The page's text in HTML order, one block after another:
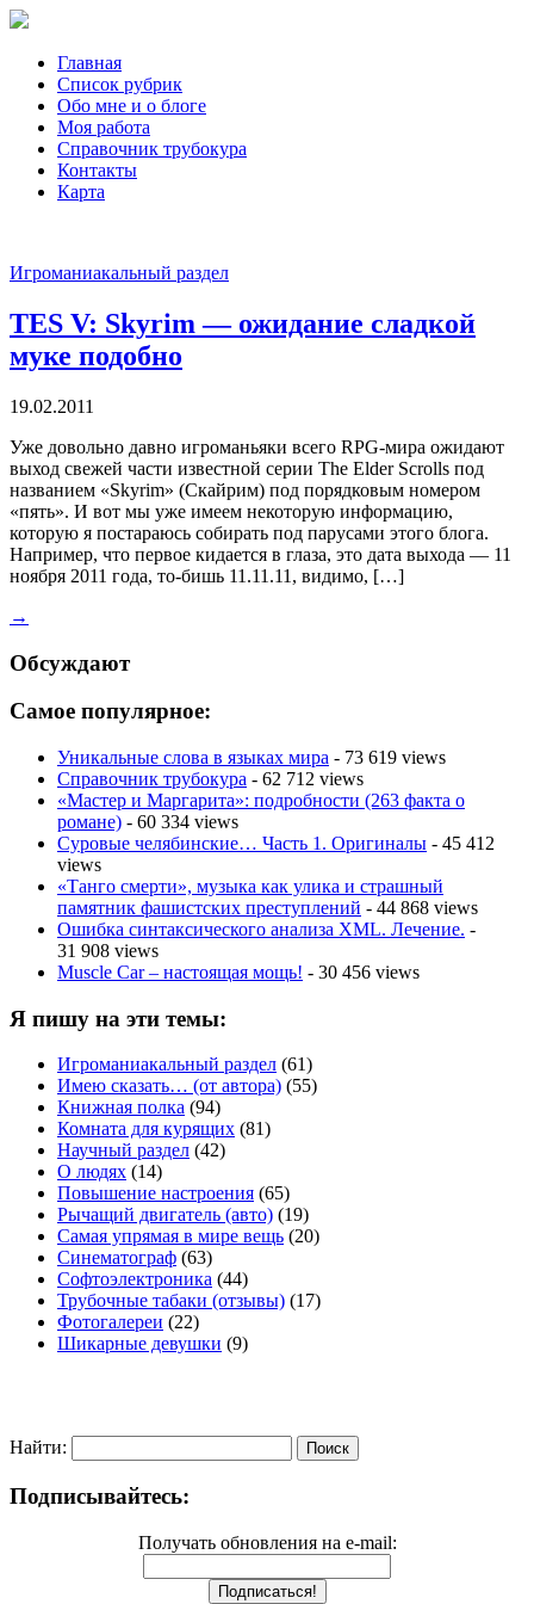
Главная
Список рубрик
Обо мне и о блоге
Моя работа
Справочник трубокура
Контакты
Карта
Игроманиакальный раздел
TES V: Skyrim — ожидание сладкой
муке подобно
19.02.2011
Уже довольно давно игроманьяки всего RPG-мира ожидают
выход свежей части известной серии The Elder Scrolls под
названием «Skyrim» (Скайрим) под порядковым номером
«пять». И вот мы уже имеем некоторую информацию,
которую я постараюсь собирать под парусами этого блога.
Например, что первое кидается в глаза, это дата выхода — 11
ноября 2011 года, то-бишь 11.11.11, видимо, […]
→
Обсуждают
Самое популярное:
Уникальные слова в языках мира - 73 619 views
Справочник трубокура - 62 712 views
«Мастер и Маргарита»: подробности (263 факта о
романе) - 60 334 views
Суровые челябинские… Часть 1. Оригиналы - 45 412
views
«Танго смерти», музыка как улика и страшный
памятник фашистских преступлений - 44 868 views
Ошибка синтаксического анализа XML. Лечение. -
31 908 views
Muscle Car – настоящая мощь! - 30 456 views
Я пишу на эти темы:
Игроманиакальный раздел (61)
Имею сказать… (от автора) (55)
Книжная полка (94)
Комната для курящих (81)
Научный раздел (42)
О людях (14)
Повышение настроения (65)
Рычащий двигатель (авто) (19)
Самая упрямая в мире вещь (20)
Синематограф (63)
Софтоэлектроника (44)
Трубочные табаки (отзывы) (17)
Фотогалереи (22)
Шикарные девушки (9)
Найти:
Подписывайтесь:
Получать обновления на e-mail: